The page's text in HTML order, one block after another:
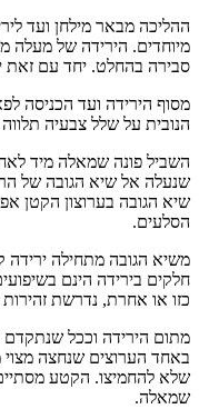
ההליכה מבאר מילחן ועד
מיוחדים. הירידה של מעלה
סבירה בהחלט. יחד עם זאת
מסוף הירידה ועד הכניסה
הנובית על שלל צבעיה תלווה
השביל פונה שמאלה מיד
שנעלה אל שיא הגובה של
שיא הגובה בערוצון הקטן
הסלעים.
משיא הגובה מתחילה
חלקים בירידה הינם
כזו או אחרת, נדרשת
מתום הירידה וככל שנתקדם
באחד הערוצים שנחצה מצוי
שלא להחמיצו. הקטע
שמאלה.